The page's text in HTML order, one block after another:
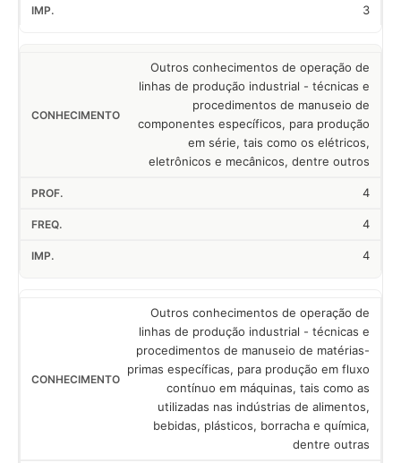
3
Outros conhecimentos de operação de
linhas de produção industrial - técnicas e
procedimentos de manuseio de
componentes específicos, para produção
em série, tais como os elétricos,
eletrônicos e mecânicos, dentre outros
4
4
4
Outros conhecimentos de operação de
linhas de produção industrial - técnicas e
procedimentos de manuseio de matérias-
primas específicas, para produção em fluxo
contínuo em máquinas, tais como as
utilizadas nas indústrias de alimentos,
bebidas, plásticos, borracha e química,
dentre outras